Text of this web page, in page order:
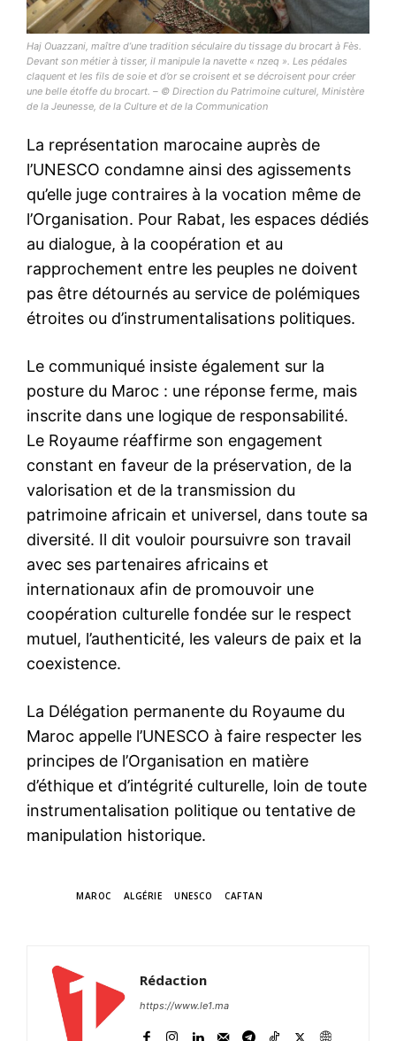
Haj Ouazzani, maître d’une tradition séculaire du tissage du brocart à Fès.
Devant son métier à tisser, il manipule la navette « nzeq ». Les pédales
claquent et les fils de soie et d’or se croisent et se décroisent pour créer
une belle étoffe du brocart. – © Direction du Patrimoine culturel, Ministère
de la Jeunesse, de la Culture et de la Communication
La représentation marocaine auprès de
l’UNESCO condamne ainsi des agissements
qu’elle juge contraires à la vocation même de
l’Organisation. Pour Rabat, les espaces dédiés
au dialogue, à la coopération et au
rapprochement entre les peuples ne doivent
pas être détournés au service de polémiques
étroites ou d’instrumentalisations politiques.
Le communiqué insiste également sur la
posture du Maroc : une réponse ferme, mais
inscrite dans une logique de responsabilité.
Le Royaume réaffirme son engagement
constant en faveur de la préservation, de la
valorisation et de la transmission du
patrimoine africain et universel, dans toute sa
diversité. Il dit vouloir poursuivre son travail
avec ses partenaires africains et
internationaux afin de promouvoir une
coopération culturelle fondée sur le respect
mutuel, l’authenticité, les valeurs de paix et la
coexistence.
La Délégation permanente du Royaume du
Maroc appelle l’UNESCO à faire respecter les
principes de l’Organisation en matière
d’éthique et d’intégrité culturelle, loin de toute
instrumentalisation politique ou tentative de
manipulation historique.
MAROC ALGÉRIE UNESCO CAFTAN
Rédaction
https://www.le1.ma